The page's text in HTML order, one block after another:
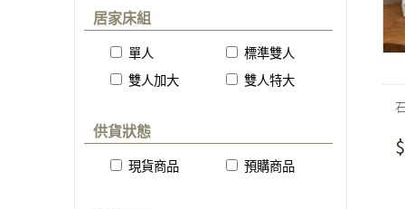
居家床組
單人
標準雙人
雙人加大
雙人特大
供貨狀態
現貨商品 預購商品